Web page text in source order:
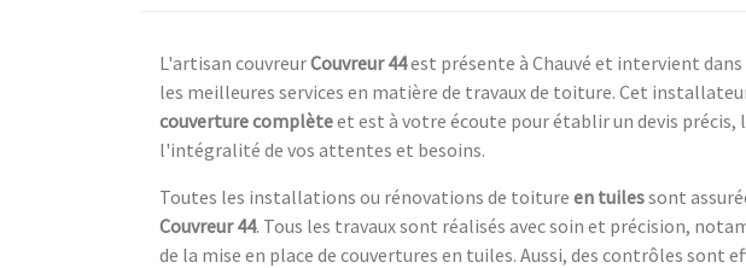
L'artisan couvreurCouvreur 44est présente à Chauvé et intervient
les meilleures services en matière de travaux de toiture. Cet
couverture complèteet est à votre écoute pour établir un devis précis,
l'intégralité de vos attentes et besoins.
Toutes les installations ou rénovations de toiture en tuilessont
Couvreur 44. Tous les travaux sont réalisés avec soin et précision,
de la mise en place de couvertures en tuiles. Aussi, des contrôles sont